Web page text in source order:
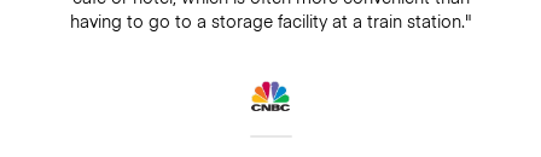
having to go to a storage facility at a train station."